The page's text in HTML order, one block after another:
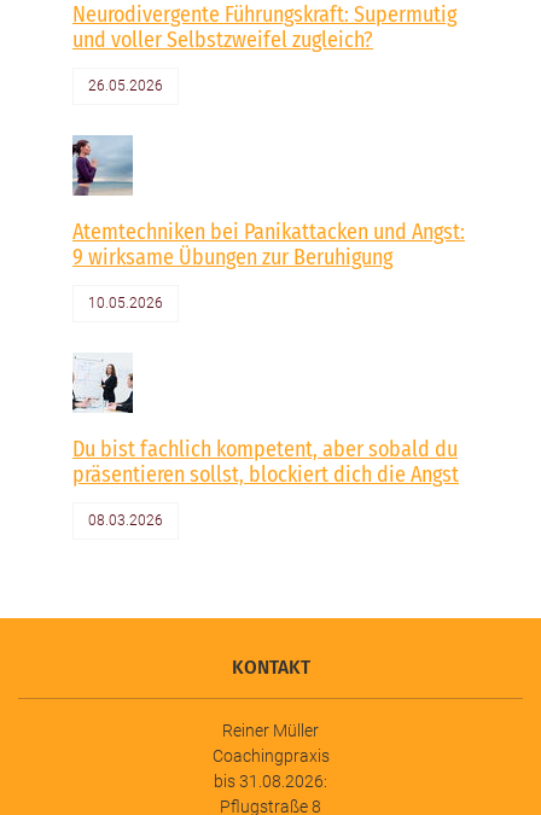
Neurodivergente Führungskraft: Supermutig
und voller Selbstzweifel zugleich?
26.05.2026
Atemtechniken bei Panikattacken und Angst:
9 wirksame Übungen zur Beruhigung
10.05.2026
Du bist fachlich kompetent, aber sobald du
präsentieren sollst, blockiert dich die Angst
08.03.2026
KONTAKT
Reiner Müller
Coachingpraxis
bis 31.08.2026:
Pflugstraße 8